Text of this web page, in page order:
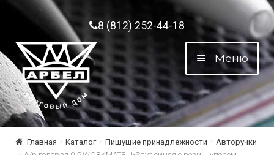
Перейти к навигации
Перейти к содержимому8 (812) 252-44-18
Меню
Главная Каталог Пишущие принадлежности
Авторучки